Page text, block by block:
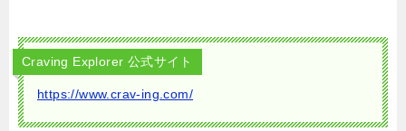
Craving Explorer 公式サイト
https://www.crav-ing.com/